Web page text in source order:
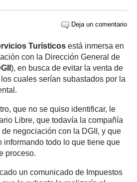
Deja un comentario
Turísticos está inmersa en
con la Dirección General de
), en busca de evitar la venta de
cuales serían subastados por la
que no se quiso identificar, le
Libre, que todavía la compañía
negociación con la DGII, y que
informando todo lo que tiene que
proceso.
un comunicado de Impuestos